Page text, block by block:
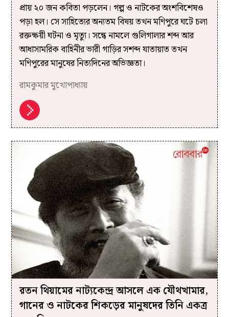
প্রায় ২০ জন কবিতা পড়লেন। গল্প ও নাটকের অংশবিশেষও
পড়া হল। সে সাহিত্যের অন্যতম বিষয় তখন মণিপুরে ঘটে চলা
রক্তক্ষয়ী ঘটনা ও মৃত্যু। সন্ধে নামলে গুলিগালার শব্দ আর
আধাসামরিক বাহিনীর ভারী গাড়ির সশব্দ যাতায়াত তখন
মণিপুরের মানুষের নিত্যদিনের অভিজ্ঞতা।
রামকুমার মুখোপাধ্যায়
রতন থিয়ামের নাট্যকেন্দ্র আসলে এক যৌথখামার,
গানের ও নাটকের শিকড়ের মানুষদের তিনি একত্র